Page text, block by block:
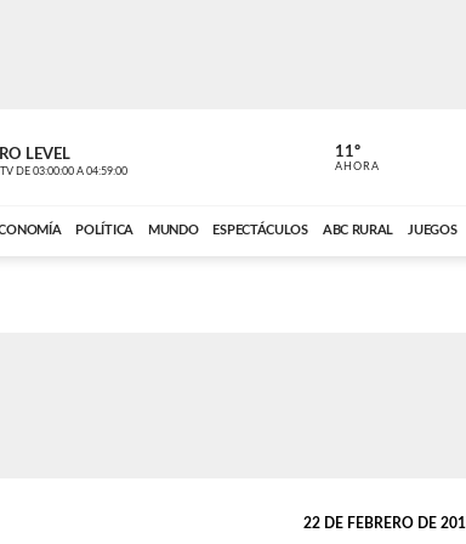
LEVEL
DE 03:00:00 A 04:59:00 ABC CARDINAL
11º
AHORA
POLÍTICA MUNDO ESPECTÁCULOS ABC RURAL JUEGOS
22 DE FEBRERO DE